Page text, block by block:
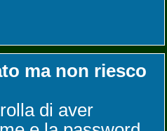
ma non riesco
di aver